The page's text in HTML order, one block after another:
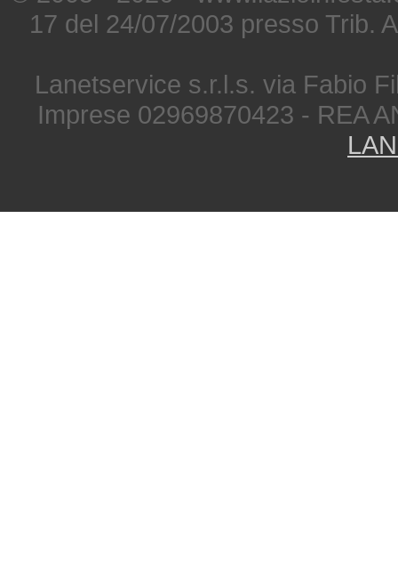
17 del 24/07/2003 presso Trib.
Lanetservice s.r.l.s. via Fabio
Imprese 02969870423 - REA